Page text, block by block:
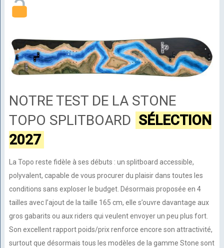
NOTRE TEST DE LA STONE
TOPO SPLITBOARD SÉLECTION
2027
La Topo reste fidèle à ses débuts : un splitboard accessible,
polyvalent, capable de vous procurer du plaisir dans toutes les
conditions sans exploser le budget. Désormais proposée en 4
tailles avec l’ajout de la taille 165 cm, elle s’ouvre davantage aux
gros gabarits ou aux riders qui veulent envoyer un peu plus fort.
Son excellent rapport poids/prix renforce encore son attractivité,
surtout que désormais tous les modèles de la gamme Stone sont